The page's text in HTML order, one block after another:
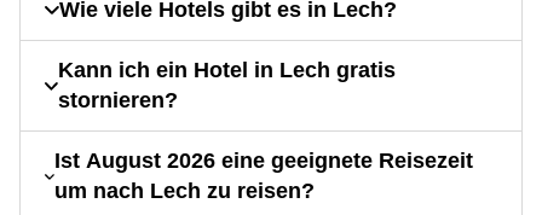
Wie viele Hotels gibt es in Lech?
Kann ich ein Hotel in Lech gratis
stornieren?
Ist August 2026 eine geeignete Reisezeit
um nach Lech zu reisen?